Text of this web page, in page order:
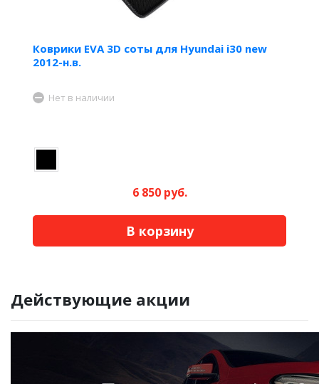
Коврики EVA 3D соты для Hyundai i30 new
2012-н.в.
Нет в наличии
6 850 руб.
В корзину
Действующие акции